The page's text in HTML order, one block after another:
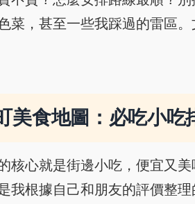
菜，甚至一些我踩過的雷區
美食地圖：必吃小吃
核心就是街邊小吃，便宜又
我根據自己和朋友的評價整理